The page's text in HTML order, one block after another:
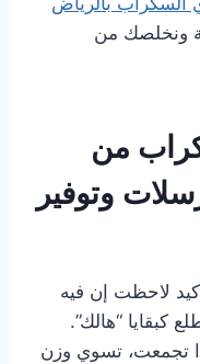
ونخلصك من
من
وتوفير
لاحظت إن فيه
كبقايا “هالك”.
تجمعت، تسوي وزن